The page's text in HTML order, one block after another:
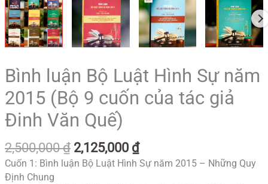
Bình luận Bộ Luật Hình Sự năm
2015 (Bộ 9 cuốn của tác giả
Đinh Văn Quế)
2,500,000₫ 2,125,000 ₫
Cuốn 1: Bình luận Bộ Luật Hình Sự năm 2015 – Những Quy
Định Chung